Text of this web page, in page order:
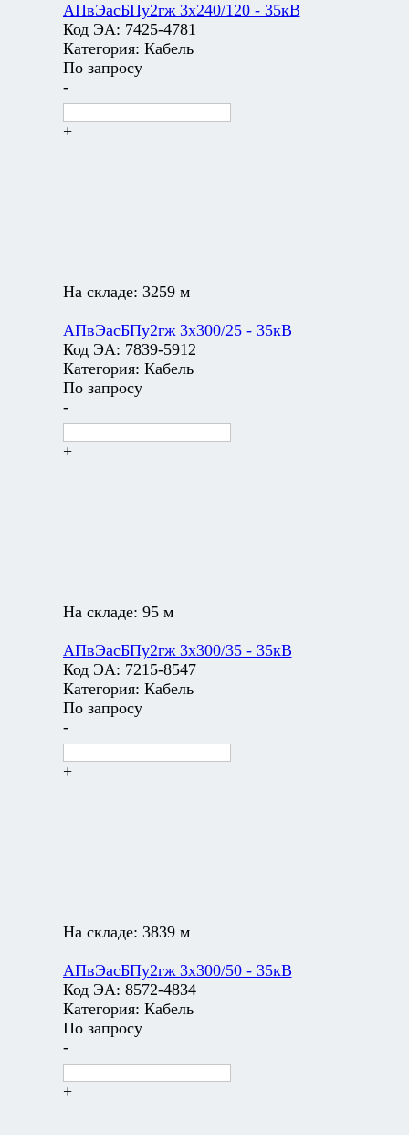
АПвЭасБПу2гж 3х240/120 - 35кВ
Код ЭА: 7425-4781
Категория: Кабель
По запросу
-
+
На складе: 3259 м
АПвЭасБПу2гж 3х300/25 - 35кВ
Код ЭА: 7839-5912
Категория: Кабель
По запросу
-
+
На складе: 95 м
АПвЭасБПу2гж 3х300/35 - 35кВ
Код ЭА: 7215-8547
Категория: Кабель
По запросу
-
+
На складе: 3839 м
АПвЭасБПу2гж 3х300/50 - 35кВ
Код ЭА: 8572-4834
Категория: Кабель
По запросу
-
+